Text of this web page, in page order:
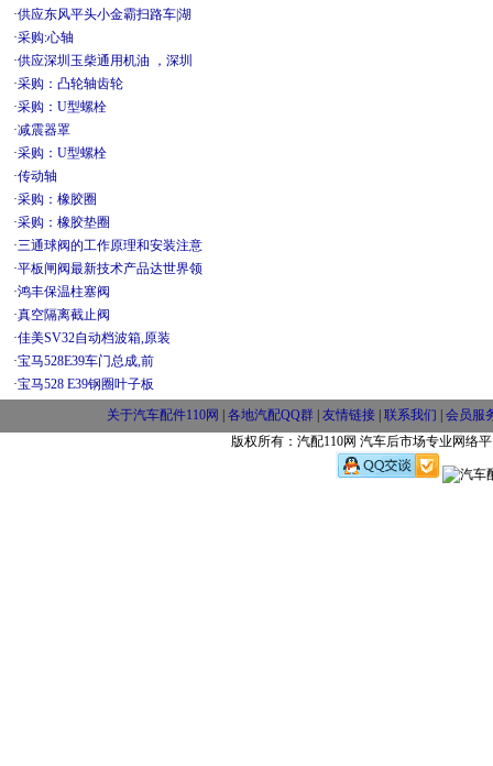
·供应东风平头小金霸扫路车|湖
·采购:心轴
·供应深圳玉柴通用机油 ，深圳
·采购：凸轮轴齿轮
·采购：U型螺栓
·减震器罩
·采购：U型螺栓
·传动轴
·采购：橡胶圈
·采购：橡胶垫圈
·三通球阀的工作原理和安装注意
·平板闸阀最新技术产品达世界领
·鸿丰保温柱塞阀
·真空隔离截止阀
·佳美SV32自动档波箱,原装
·宝马528E39车门总成,前
·宝马528 E39钢圈叶子板
关于汽车配件110网 各地汽配QQ群 友情链接 联系我们
会员服
版权所有：汽配110网 汽车后市场专业网络